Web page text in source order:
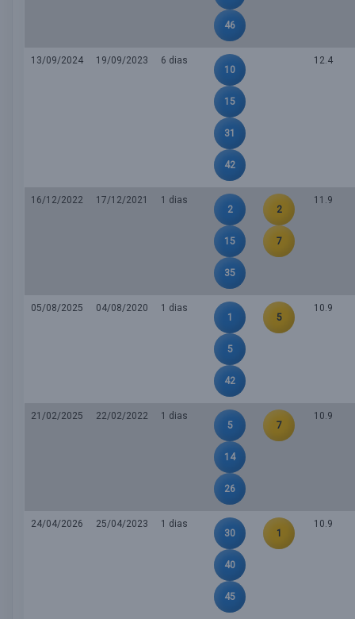
46
13/09/2024 19/09/2023
6 dias
10
15
31
42
12.4
16/12/2022 17/12/2021
1 dias
2
15
35
2
7
11.9
05/08/2025 04/08/2020
1 dias
1
5
42
5
10.9
21/02/2025 22/02/2022
1 dias
5
14
26
7
10.9
24/04/2026 25/04/2023
1 dias
30
40
45
1
10.9